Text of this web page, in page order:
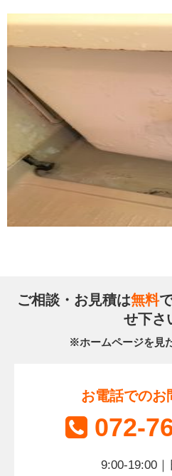
ご相談・お見積は無料
せ下さ
※ホームページを見
お電話でのお
072-
9:00-19:00